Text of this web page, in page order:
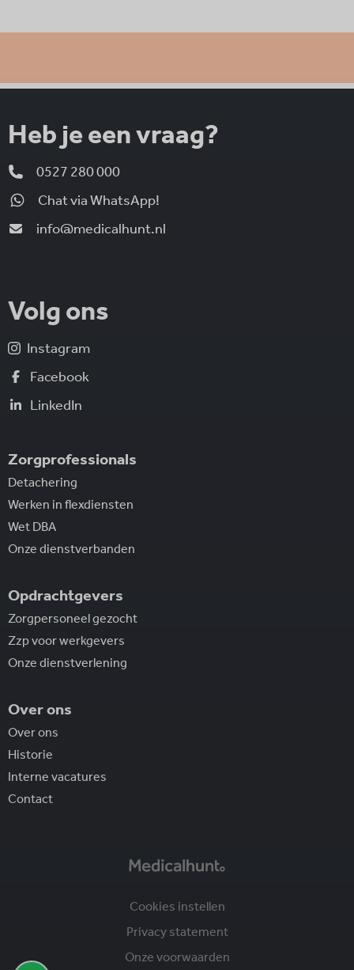
Heb je een vraag?
0527 280 000
Chat via WhatsApp!
info@medicalhunt.nl
Volg ons
Instagram
Facebook
LinkedIn
Zorgprofessionals
Detachering
Werken in flexdiensten
Wet DBA
Onze dienstverbanden
Opdrachtgevers
Zorgpersoneel gezocht
Zzp voor werkgevers
Onze dienstverlening
Over ons
Over ons
Historie
Interne vacatures
Contact
Cookies instellen
Privacy statement
Onze voorwaarden